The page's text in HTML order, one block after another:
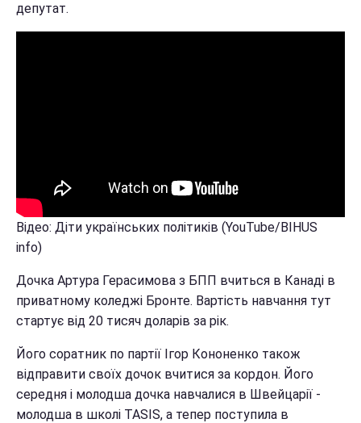
депутат.
Відео: Діти українських політиків (YouTube/BIHUS
info)
Дочка Артура Герасимова з БПП вчиться в Канаді в
приватному коледжі Бронте. Вартість навчання тут
стартує від 20 тисяч доларів за рік.
Його соратник по партії Ігор Кононенко також
відправити своїх дочок вчитися за кордон. Його
середня і молодша дочка навчалися в Швейцарії -
молодша в школі TASIS, а тепер поступила в